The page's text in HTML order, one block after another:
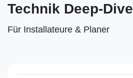
Technik Deep-Dive
Für Installateure & Planer